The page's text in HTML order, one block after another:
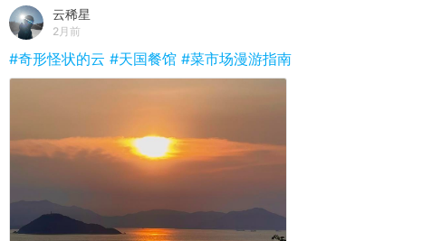
云稀星
2月前
#奇形怪状的云 #天国餐馆 #菜市场漫游指南